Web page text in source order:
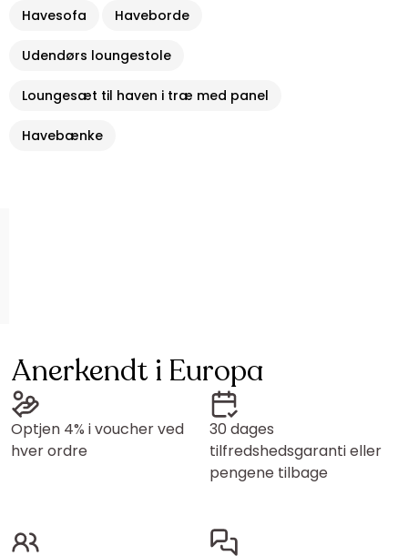
Havesofa Haveborde
Udendørs loungestole
Loungesæt til haven i træ med panel
Havebænke
Anerkendt i Europa
Optjen 4% i voucher ved
hver ordre
30 dages
tilfredshedsgaranti eller
pengene tilbage